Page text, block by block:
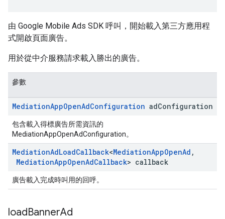
由 Google Mobile Ads SDK 呼叫，開始載入第三方應用程
式開啟頁面廣告。
用於從中介服務請求載入勝出的廣告。
參數
MediationAppOpenAdConfiguration adConfiguration
包含載入得標廣告所需資訊的
MediationAppOpenAdConfiguration。
MediationAdLoadCallback<MediationAppOpenAd ,
MediationAppOpenAdCallback> callback
廣告載入完成時叫用的回呼。
loadBannerAd